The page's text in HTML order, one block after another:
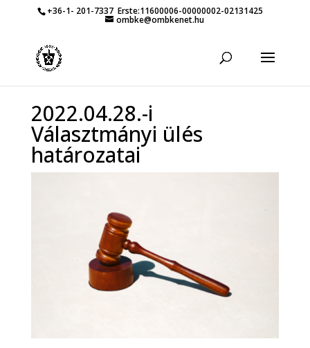
+36-1- 201-7337 Erste:11600006-00000002-02131425
ombke@ombkenet.hu
2022.04.28.-i
Választmányi ülés
határozatai